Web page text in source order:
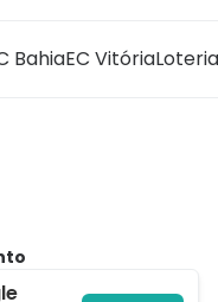
BahiaEC Vitória